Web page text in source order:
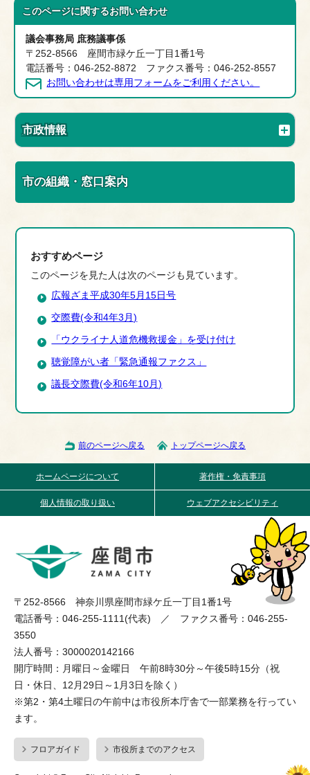
このページに関するお問い合わせ
議会事務局 庶務議事係
〒252-8566 座間市緑ケ丘一丁目1番1号
電話番号：046-252-8872 ファクス番号：046-252-8557
お問い合わせは専用フォームをご利用ください。
市政情報
市の組織・窓口案内
おすすめページ
このページを見た人は次のページも見ています。
広報ざま平成30年5月15日号
交際費(令和4年3月)
「ウクライナ人道危機救援金」を受け付け
聴覚障がい者「緊急通報ファクス」
議長交際費(令和6年10月)
前のページへ戻る トップページへ戻る
ホームページについて 著作権・免責事項
個人情報の取り扱い ウェブアクセシビリティ
〒252-8566 神奈川県座間市緑ケ丘一丁目1番1号
電話番号：046-255-1111(代表) ／ ファクス番号：046-255-
3550
法人番号：3000020142166
開庁時間：月曜日～金曜日 午前8時30分～午後5時15分（祝
日・休日、12月29日～1月3日を除く）
※第2・第4土曜日の午前中は市役所本庁舎で一部業務を行ってい
ます。
フロアガイド 市役所までのアクセス